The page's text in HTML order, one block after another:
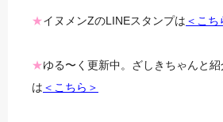
★イヌメンZのLINEスタンプは ＜こち
★ゆる〜く更新中。ざしきちゃんと
は ＜こちら＞